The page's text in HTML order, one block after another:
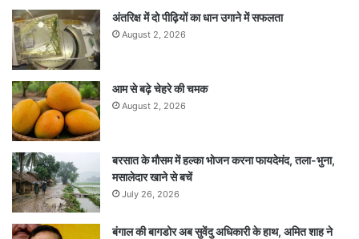
अंतरिक्ष में दो पीढ़ियों का धान उगाने में सफलता
August 2, 2026
आम से बढ़े चेहरे की चमक
August 2, 2026
बरसात के मौसम में हल्का भोजन करना फायदेमंद, तला-भुना,
मसालेदार खाने से बचें
July 26, 2026
बंगाल की बागडोर अब सुवेंदु अधिकारी के हाथ, अमित शाह ने